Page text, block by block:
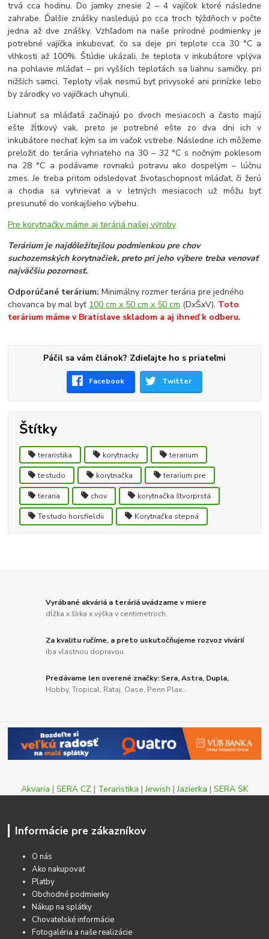
trvá cca hodinu. Do jamky znesie 2 – 4 vajíčok ktoré následne
zahrabe. Ďalšie znášky nasledujú po cca troch týždňoch v počte
jedna až dve znášky. Vzhľadom na naše prírodné podmienky je
potrebné vajíčka inkubovať, čo sa deje pri teplote cca 30 °C a
vlhkosti až 100%. Štúdie ukázali, že teplota v inkubátore vplýva
na pohlavie mláďat – pri vyšších teplotách sa liahnu samičky, pri
nižších samci. Teploty však nesmú byť privysoké ani prinízke lebo
by zárodky vo vajíčkach uhynuli.
Liahnuť sa mláďatá začínajú po dvoch mesiacoch a často majú
ešte žĺtkový vak, preto je potrebné ešte zo dva dni ich v
inkubátore nechať kým sa im vačok vstrebe. Následne ich môžeme
preložiť do terária vyhriateho na 30 – 32 °C s nočným poklesom
na 28 °C a podávame rovnakú potravu ako dospelým – lúčnu
zmes. Je treba pritom odsledovať životaschopnosť mláďat, či žerú
a chodia sa vyhrievať a v letných mesiacoch už môžu byť
presunuté do vonkajšieho výbehu.
Pre korytnačky máme aj teráriá našej výroby
Terárium je najdôležitejšou podmienkou pre chov
suchozemských korytnačiek, preto pri jeho výbere treba venovať
najväčšiu pozornosť..
Odporúčané terárium:Minimálny rozmer terária pre jedného
chovanca by mal byť 100 cm x 50 cm x 50 cm (DxŠxV). Toto
terárium máme v Bratislave skladom a aj ihneď k odberu.
Páčil sa vám článok? Zdieľajte ho s priateľmi
Facebook Twitter
Štítky
teraristika korytnacky terarium
testudo korytnačka terarium pre
teraria chov korytnačka štvorprstá
Testudo horsfieldii Korytnačka stepná
Vyrábané akváriá a teráriá uvádzame v miere
dĺžka x šírka x výška v centimetroch.
Za kvalitu ručíme, a preto uskutočňujeme rozvoz vivárií
iba vlastnou dopravou.
Predávame len overené značky: Sera, Astra, Dupla,
Hobby, Tropical, Rataj, Oase, Penn Plax...
Akvaria | SERA CZ | Teraristika |Jewish |Jazierka | SERA SK
Informácie pre zákazníkov
O nás
Ako nakupovať
Platby
Obchodné podmienky
Nákup na splátky
Chovateľské informácie
Fotogaléria a naše realizácie